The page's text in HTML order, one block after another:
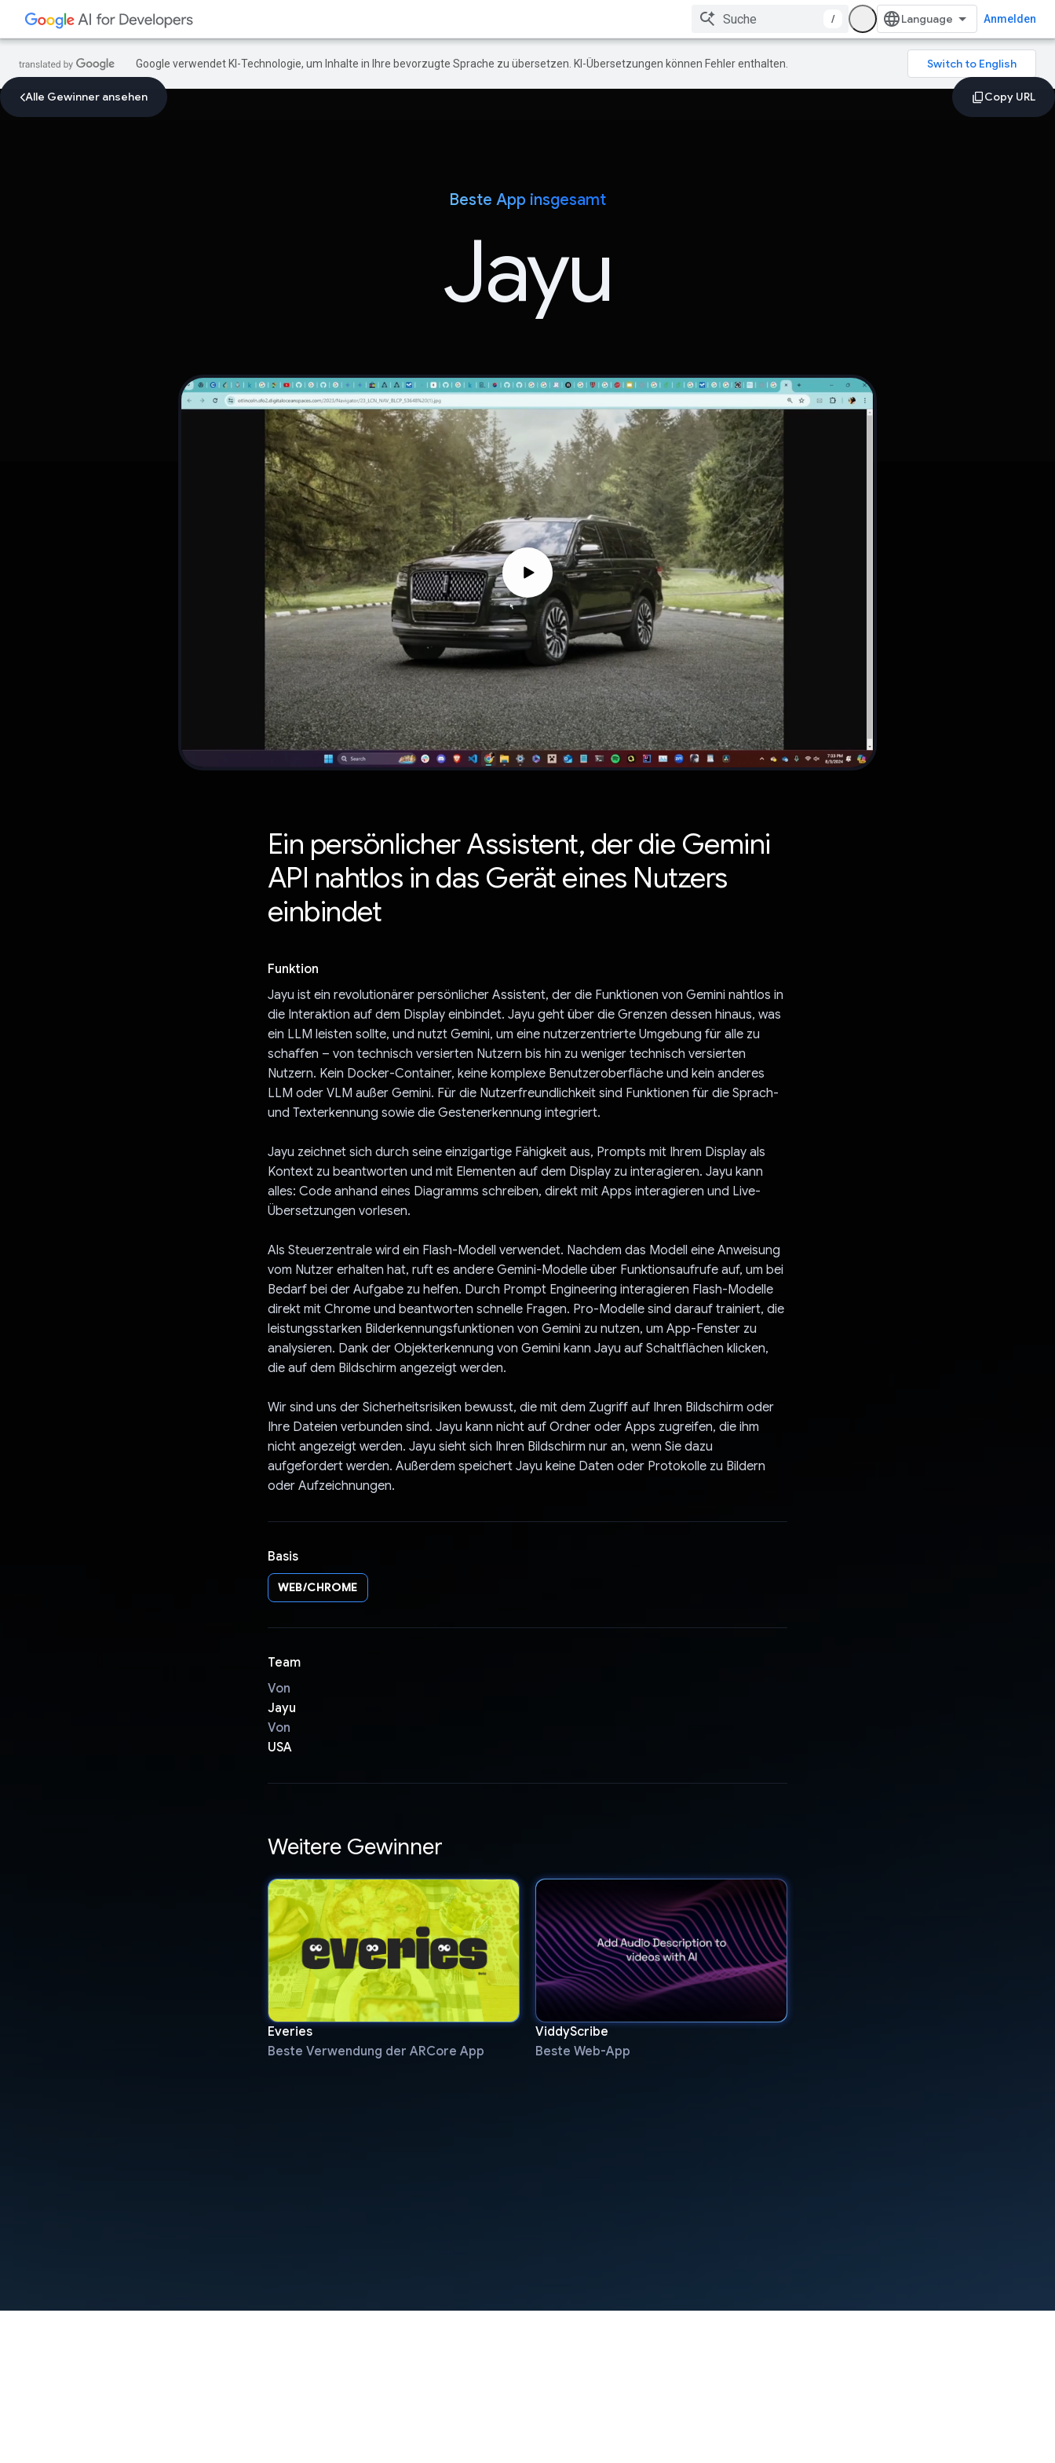
/ Anmelden
Google verwendet KI-Technologie, um Inhalte in Ihre bevorzugte Sprache zu übersetzen. KI-Übersetzungen können Fehler enthalten.
Alle Gewinner ansehen
Beste App insgesamt
Jayu
Ein persönlicher Assistent, der die Gemini
API nahtlos in das Gerät eines Nutzers
einbindet
Funktion
Jayu ist ein revolutionärer persönlicher Assistent, der die Funktionen von Gemini nahtlos in
die Interaktion auf dem Display einbindet. Jayu geht über die Grenzen dessen hinaus, was
ein LLM leisten sollte, und nutzt Gemini, um eine nutzerzentrierte Umgebung für alle zu
schaffen – von technisch versierten Nutzern bis hin zu weniger technisch versierten
Nutzern. Kein Docker-Container, keine komplexe Benutzeroberfläche und kein anderes
LLM oder VLM außer Gemini. Für die Nutzerfreundlichkeit sind Funktionen für die Sprach-
und Texterkennung sowie die Gestenerkennung integriert.
Jayu zeichnet sich durch seine einzigartige Fähigkeit aus, Prompts mit Ihrem Display als
Kontext zu beantworten und mit Elementen auf dem Display zu interagieren. Jayu kann
alles: Code anhand eines Diagramms schreiben, direkt mit Apps interagieren und Live-
Übersetzungen vorlesen.
Als Steuerzentrale wird ein Flash-Modell verwendet. Nachdem das Modell eine Anweisung
vom Nutzer erhalten hat, ruft es andere Gemini-Modelle über Funktionsaufrufe auf, um bei
Bedarf bei der Aufgabe zu helfen. Durch Prompt Engineering interagieren Flash-Modelle
direkt mit Chrome und beantworten schnelle Fragen. Pro-Modelle sind darauf trainiert, die
leistungsstarken Bilderkennungsfunktionen von Gemini zu nutzen, um App-Fenster zu
analysieren. Dank der Objekterkennung von Gemini kann Jayu auf Schaltflächen klicken,
die auf dem Bildschirm angezeigt werden.
Wir sind uns der Sicherheitsrisiken bewusst, die mit dem Zugriff auf Ihren Bildschirm oder
Ihre Dateien verbunden sind. Jayu kann nicht auf Ordner oder Apps zugreifen, die ihm
nicht angezeigt werden. Jayu sieht sich Ihren Bildschirm nur an, wenn Sie dazu
aufgefordert werden. Außerdem speichert Jayu keine Daten oder Protokolle zu Bildern
oder Aufzeichnungen.
Basis
WEB/CHROME
Team
Von
Jayu
Von
USA
Weitere Gewinner
Everies
Beste Verwendung der ARCore App
ViddyScribe
Beste Web-App